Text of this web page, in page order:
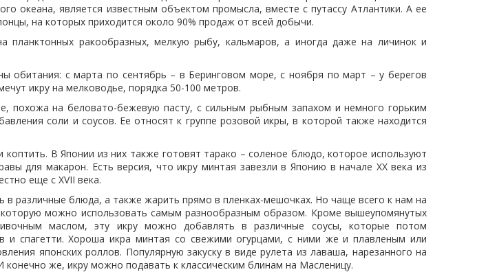
океана, является известным объектом промысла, вместе с путассу Атлантики. А ее
на которых приходится около 90% продаж от всей добычи.
планктонных ракообразных, мелкую рыбу, кальмаров, а иногда даже на личинок и
обитания: с марта по сентябрь – в Беринговом море, с ноября по март – у берегов
икру на мелководье, порядка 50-100 метров.
похожа на беловато-бежевую пасту, с сильным рыбным запахом и немного горьким
соли и соусов. Ее относят к группе розовой икры, в которой также находится
коптить. В Японии из них также готовят тарако – соленое блюдо, которое используют
для макарон. Есть версия, что икру минтая завезли в Японию в начале ХХ века из
еще с XVII века.
в различные блюда, а также жарить прямо в пленках-мешочках. Но чаще всего к нам на
которую можно использовать самым разнообразным образом. Кроме вышеупомянутых
маслом, эту икру можно добавлять в различные соусы, которые потом
и спагетти. Хороша икра минтая со свежими огурцами, с ними же и плавленым или
японских роллов. Популярную закуску в виде рулета из лаваша, нарезанного на
же, икру можно подавать к классическим блинам на Масленицу.